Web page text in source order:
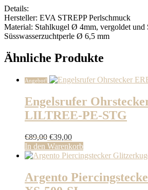
Details:
Hersteller: EVA STREPP Perlschmuck
Material: Stahlkugel Ø 4mm, vergoldet und
Süsswasserzuchtperle Ø 6,5 mm
Ähnliche Produkte
Angebot!
Engelsrufer
LILTREE-PE-STG
€89,00 Ursprünglicher
Preis
war:
€39,00Aktueller
Preis
ist:
In den Warenkorb
Argento